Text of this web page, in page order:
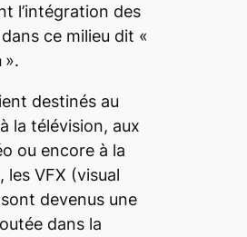
l’intégration des
ce milieu dit «
».
destinés au
la télévision, aux
ou encore à la
les VFX (visual
devenus une
dans la